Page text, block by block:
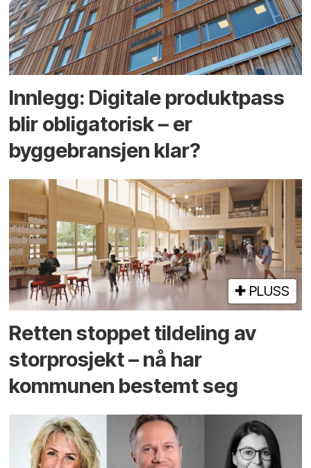
Innlegg: Digitale produktpass
blir obligatorisk – er
byggebransjen klar?
PLUSS
Retten stoppet tildeling av
storprosjekt – nå har
kommunen bestemt seg